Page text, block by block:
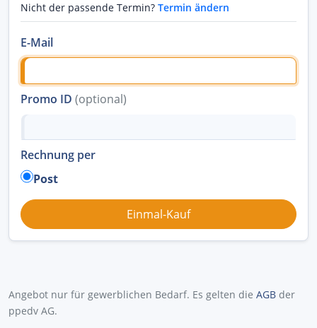
Nicht der passende Termin? Termin ändern
E-Mail
Promo ID (optional)
Rechnung per
Post
Angebot nur für gewerblichen Bedarf. Es gelten die AGB der
ppedv AG.